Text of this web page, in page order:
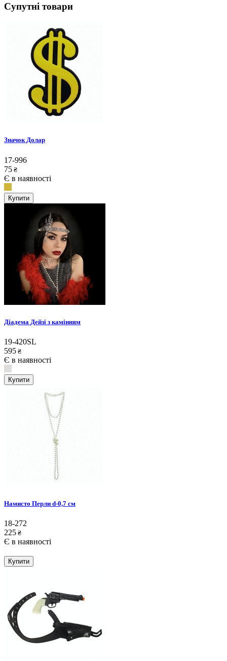
Супутні товари
Значок Долар
17-996
75 ₴
Є в наявності
Купити
Діадема Дейзі з камінням
19-420SL
595 ₴
Є в наявності
Купити
Намисто Перли d-0,7 см
18-272
225 ₴
Є в наявності
Купити